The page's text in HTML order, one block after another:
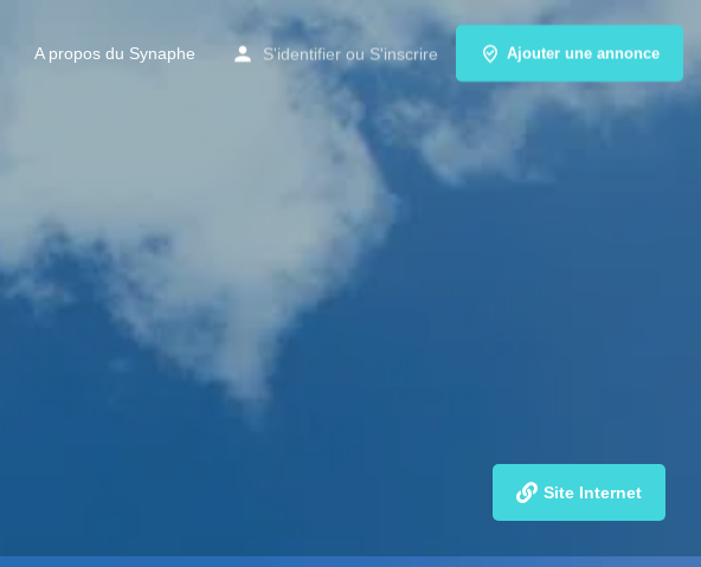
A propos du Synaphe S'identifier ou S'inscrire Ajouter une annonce
Site Internet